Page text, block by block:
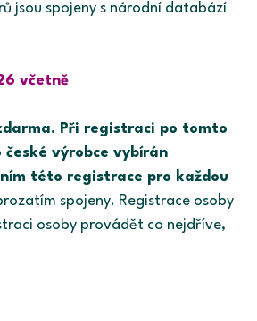
jsou spojeny s národní databází
včetně
Při registraci po tomto
české výrobce vybírán
této registrace pro každou
spojeny. Registrace osoby
osoby provádět co nejdříve,